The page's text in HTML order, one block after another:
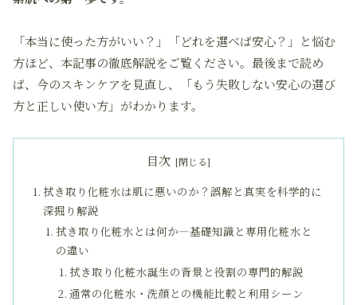
「本当に使った方がいい？」「どれを選べば安心？」と悩む
方ほど、本記事の徹底解説をご覧ください。最後まで読め
ば、今のスキンケアを見直し、「もう失敗しない安心の選び
方と正しい使い方」がわかります。
目次
拭き取り化粧水は肌に悪いのか？誤解と真実を科学的に
深掘り解説
拭き取り化粧水とは何か―基礎知識と専用化粧水と
の違い
拭き取り化粧水誕生の背景と役割の専門的解説
通常の化粧水・洗顔との機能比較と利用シーン